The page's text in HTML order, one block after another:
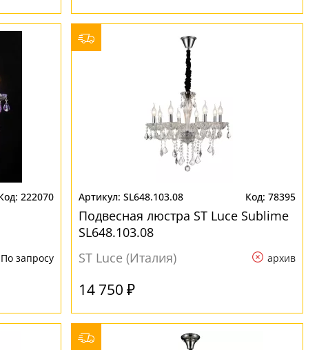
222070
По запросу
SL648.103.08 78395
Подвесная люстра ST Luce Sublime
SL648.103.08
ST Luce (Италия)
архив
14 750 ₽